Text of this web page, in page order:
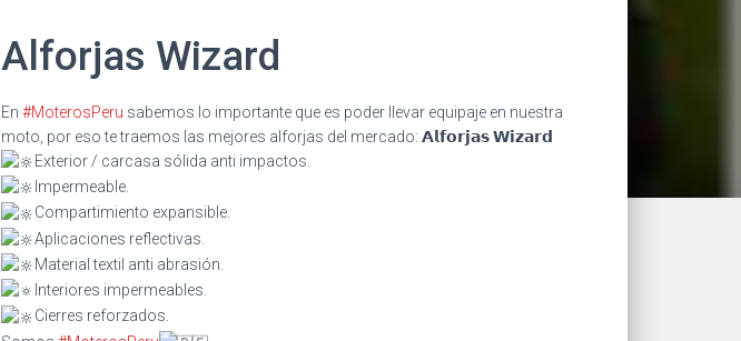
Alforjas Wizard
En #MoterosPeru sabemos lo importante que es poder llevar equipaje en nuestra
moto, por eso te traemos las mejores alforjas del mercado: 𝗔𝗹𝗳𝗼𝗿𝗷𝗮𝘀 𝗪𝗶𝘇𝗮𝗿𝗱
Exterior / carcasa sólida anti impactos.
Impermeable.
Compartimiento expansible.
Aplicaciones reflectivas.
Material textil anti abrasión.
Interiores impermeables.
Cierres reforzados.